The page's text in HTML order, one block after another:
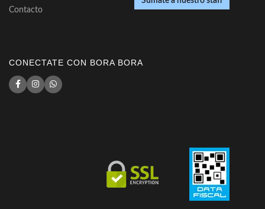
Contacto
CONECTATE CON BORA BORA